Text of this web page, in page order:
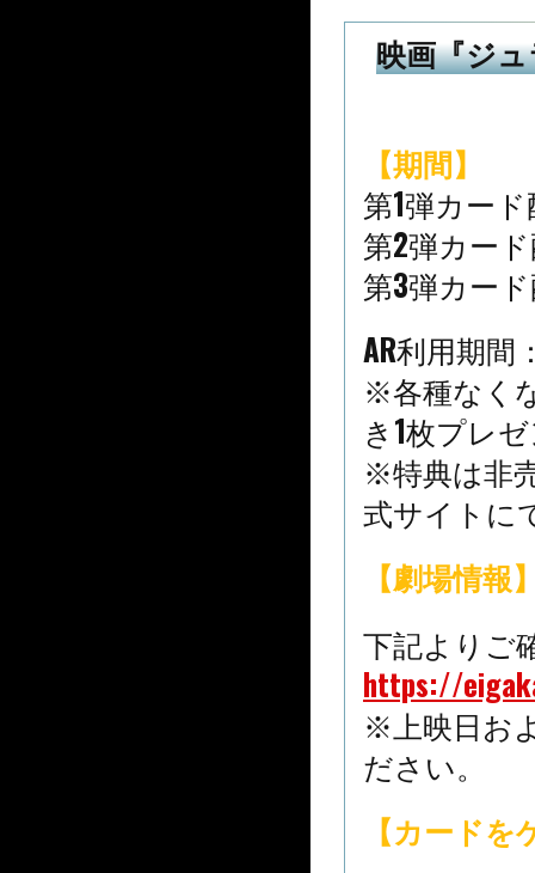
映画『ジ
【期間】
第1弾カー
第2弾カー
第3弾カー
AR利用期間
※各種なく
き1枚プレ
※特典は非
式サイトに
【劇場情報
下記よりご
https://
※上映日お
ださい。
【カード